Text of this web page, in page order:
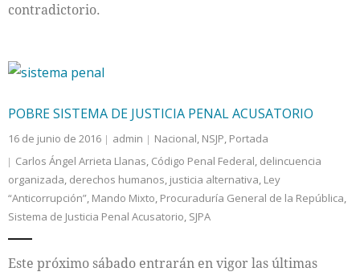
contradictorio.
POBRE SISTEMA DE JUSTICIA PENAL ACUSATORIO
16 de junio de 2016 admin Nacional, NSJP, Portada
Carlos Ángel Arrieta Llanas, Código Penal Federal, delincuencia
organizada, derechos humanos, justicia alternativa, Ley
“Anticorrupción”, Mando Mixto, Procuraduría General de la República,
Sistema de Justicia Penal Acusatorio, SJPA
Este próximo sábado entrarán en vigor las últimas